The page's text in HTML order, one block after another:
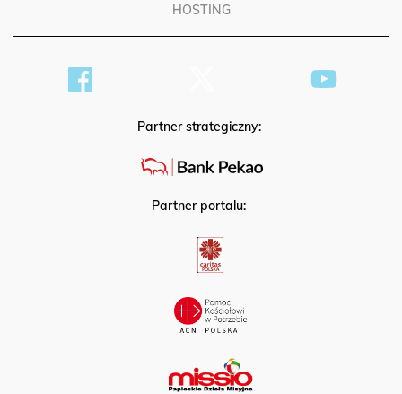
HOSTING
Partner strategiczny:
Partner portalu: